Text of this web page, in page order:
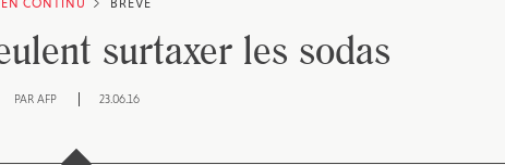
EN CONTINU BRÈVE
surtaxer les sodas
PAR AFP 23.06.16